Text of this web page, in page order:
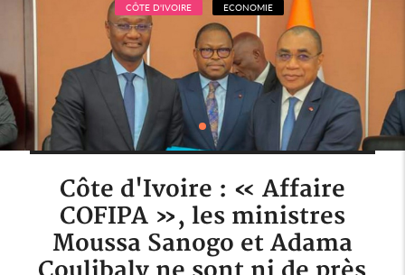
CÔTE D'IVOIRE ECONOMIE
Côte d'Ivoire : « Affaire
COFIPA », les ministres
Moussa Sanogo et Adama